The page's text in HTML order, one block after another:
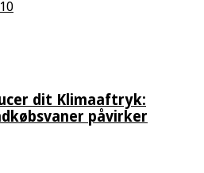
10
dit Klimaaftryk:
påvirker